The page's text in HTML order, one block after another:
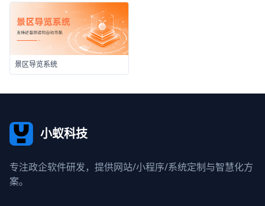
景区导览系统
小蚁科技
专注政企软件研发，提供网站/小程序/系统定制与智慧化方
案。